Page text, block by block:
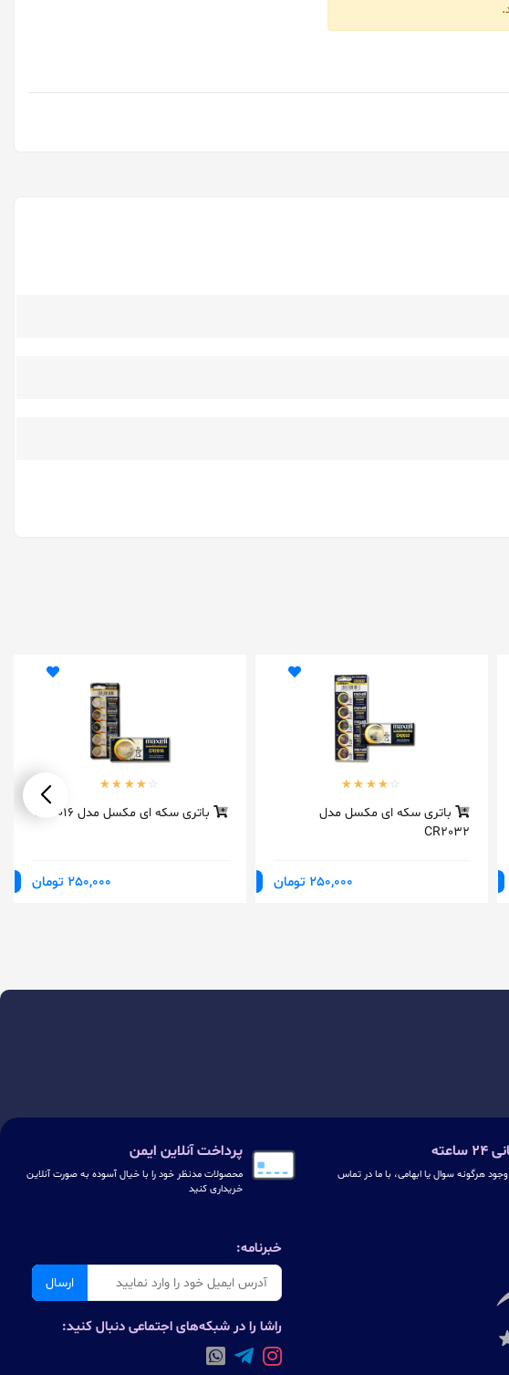
باتری سکه ای مکسل مدل
CR2032
250,000 تومان
باتری سکه ای مکسل مدل CR2016
250,000 تومان
هرگونه سوال یا ابهامی، با ما در تماس
پرداخت آنلاین ایمن
محصولات مدنظر خود را با خیال آسوده به صورت آنلاین
خریداری کنید
خبرنامه:
ارسال
راشا را در شبکه‌های اجتماعی دنبال کنید: